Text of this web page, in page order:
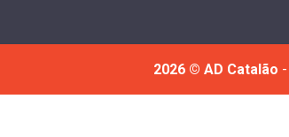
2026 © AD Catalão